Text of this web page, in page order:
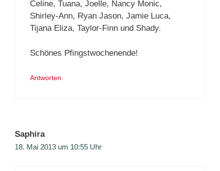
Celine, Tuana, Joelle, Nancy Monic,
Shirley-Ann, Ryan Jason, Jamie Luca,
Tijana Eliza, Taylor-Finn und Shady.
Schönes Pfingstwochenende!
Antworten
Saphira
18. Mai 2013 um 10:55 Uhr